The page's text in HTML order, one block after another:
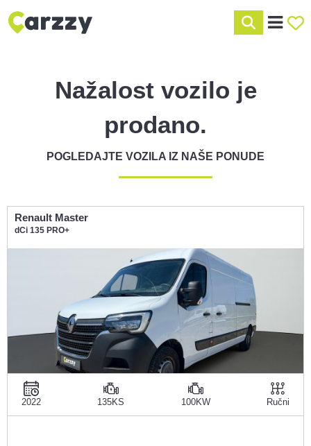
Nažalost vozilo je
prodano.
POGLEDAJTE VOZILA IZ NAŠE PONUDE
Renault Master
dCi 135 PRO+
2022 135KS 100KW Ručni